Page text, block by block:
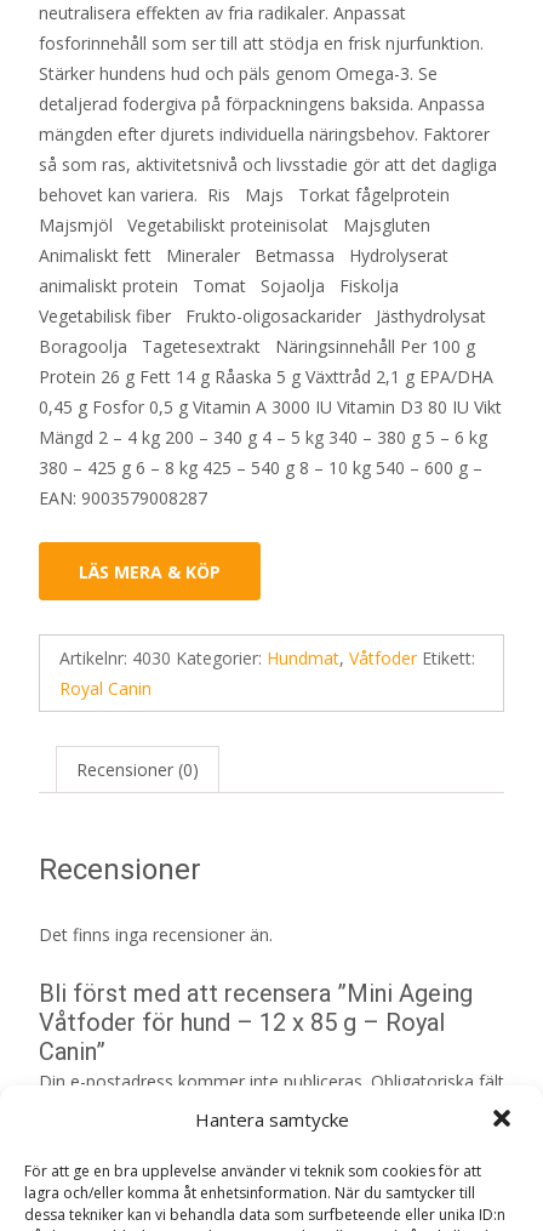
Hantera samtycke
För att ge en bra upplevelse använder vi teknik som cookies för att
lagra och/eller komma åt enhetsinformation. När du samtycker till
dessa tekniker kan vi behandla data som surfbeteende eller unika ID:n
neutralisera effekten av fria radikaler. Anpassat
fosforinnehåll som ser till att stödja en frisk njurfunktion.
Stärker hundens hud och päls genom Omega-3. Se
detaljerad fodergiva på förpackningens baksida. Anpassa
mängden efter djurets individuella näringsbehov. Faktorer
så som ras, aktivitetsnivå och livsstadie gör att det dagliga
behovet kan variera. Ris Majs Torkat fågelprotein
Majsmjöl Vegetabiliskt proteinisolat Majsgluten
Animaliskt fett Mineraler Betmassa Hydrolyserat
animaliskt protein Tomat Sojaolja Fiskolja
Vegetabilisk fiber Frukto-oligosackarider Jästhydrolysat
Boragoolja Tagetesextrakt Näringsinnehåll Per 100 g
Protein 26 g Fett 14 g Råaska 5 g Växttråd 2,1 g EPA/DHA
0,45 g Fosfor 0,5 g Vitamin A 3000 IU Vitamin D3 80 IU Vikt
Mängd 2 – 4 kg 200 – 340 g 4 – 5 kg 340 – 380 g 5 – 6 kg
380 – 425 g 6 – 8 kg 425 – 540 g 8 – 10 kg 540 – 600 g –
EAN: 9003579008287
LÄS MERA & KÖP
Artikelnr: 4030 Kategorier: Hundmat, Våtfoder Etikett:
Royal Canin
Recensioner (0)
Recensioner
Det finns inga recensioner än.
Bli först med att recensera ”Mini Ageing
Våtfoder för hund – 12 x 85 g – Royal
Canin”
Din e-postadress kommer inte publiceras. Obligatoriska fält